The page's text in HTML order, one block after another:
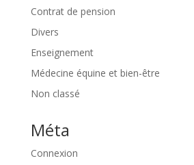
Contrat de pension
Divers
Enseignement
Médecine équine et bien-être
Non classé
Méta
Connexion